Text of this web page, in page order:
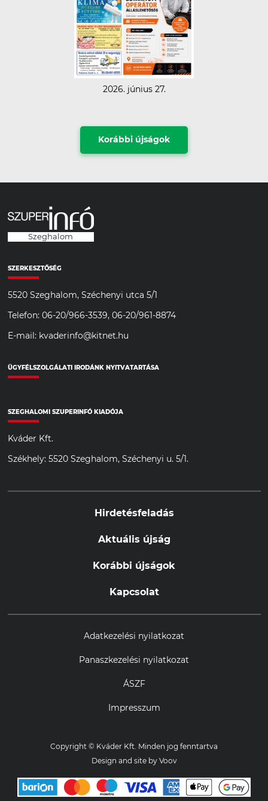
2026. június 27.
Korábbi újságok
Szeghalom
SZERKESZTŐSÉG
5520 Szeghalom, Széchenyi utca 5/1
Telefon: 06-20/966-3539, 06-20/961-8874
E-mail: kvaderinfo@kitnet.hu
ÜGYFÉLSZOLGÁLATI IRODÁNK NYITVATARTÁSA
SZEGHALOMI SZUPERINFÓ KIADÓJA
Kváder Kft.
Székhely: 5520 Szeghalom, Széchenyi u. 5/1.
Hirdetésfeladás
Aktuális újság
Korábbi újságok
Kapcsolat
Adatkezelési nyilatkozat
Panaszkezelési nyilatkozat
ÁSZF
Impresszum
Copyright © Kváder Kft. Minden jog fenntartva
Design and site by Voov